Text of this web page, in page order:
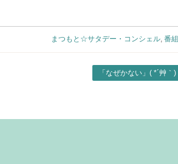
まつもと☆サタデー・コンシェル, 番組
「なぜかない」( *´艸｀)